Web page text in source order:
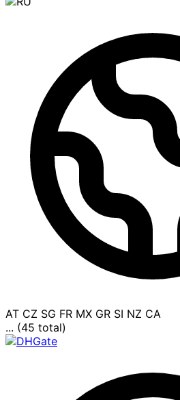
AT CZ SG FR MX GR SI NZ CA
... (45 total)